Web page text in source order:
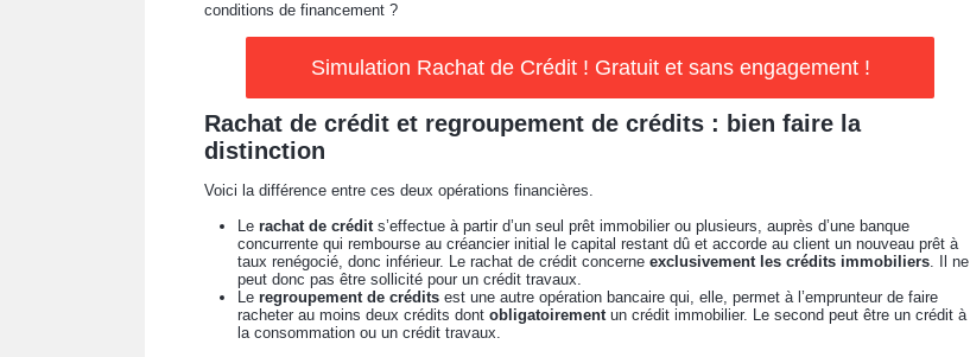
conditions de financement ?
Simulation Rachat de Crédit ! Gratuit et sans engagement !
Rachat de crédit et regroupement de crédits : bien faire la
distinction
Voici la différence entre ces deux opérations financières.
Le rachat de crédits’effectue à partir d’un seul prêt immobilier ou plusieurs, auprès d’une banque
concurrente qui rembourse au créancier initial le capital restant dû et accorde au client un nouveau prêt à
taux renégocié, donc inférieur. Le rachat de crédit concerne exclusivement les crédits immobiliers. Il ne
peut donc pas être sollicité pour un crédit travaux.
Le regroupement de crédits est une autre opération bancaire qui, elle, permet à l’emprunteur de faire
racheter au moins deux crédits dont obligatoirement un crédit immobilier. Le second peut être un crédit à
la consommation ou un crédit travaux.